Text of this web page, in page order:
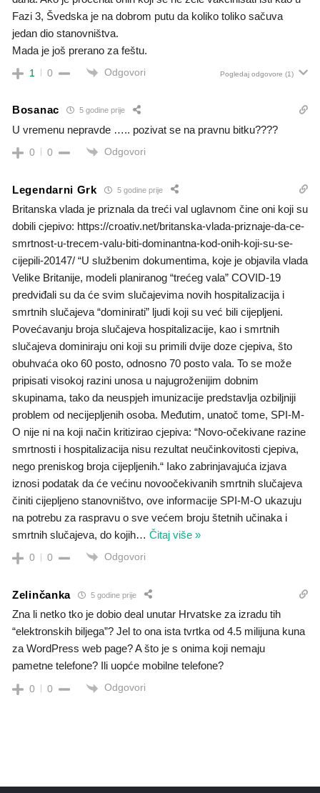
Fazi 3, Švedska je na dobrom putu da koliko toliko sačuva
jedan dio stanovništva.
Mada je još prerano za feštu.
1 0 Odgovori Pogledaj odgovore (1)
Bosanac 5 godine prije
U vremenu nepravde ….. pozivat se na pravnu bitku????
0 0 Odgovori
Legendarni Grk 5 godine prije
Britanska vlada je priznala da treći val uglavnom čine oni koji su
dobili cjepivo: https://croativ.net/britanska-vlada-priznaje-da-ce-
smrtnost-u-trecem-valu-biti-dominantna-kod-onih-koji-su-se-
cijepili-20147/ “U službenim dokumentima, koje je objavila vlada
Velike Britanije, modeli planiranog “trećeg vala” COVID-19
predviđali su da će svim slučajevima novih hospitalizacija i
smrtnih slučajeva “dominirati” ljudi koji su već bili cijepljeni.
Povećavanju broja slučajeva hospitalizacije, kao i smrtnih
slučajeva dominiraju oni koji su primili dvije doze cjepiva, što
obuhvaća oko 60 posto, odnosno 70 posto vala. To se može
pripisati visokoj razini unosa u najugroženijim dobnim
skupinama, tako da neuspjeh imunizacije predstavlja ozbiljniji
problem od necijepljenih osoba. Međutim, unatoč tome, SPI-M-
O nije ni na koji način kritizirao cjepiva: “Novo-očekivane razine
smrtnosti i hospitalizacija nisu rezultat neučinkovitosti cjepiva,
nego preniskog broja cijepljenih.“ Iako zabrinjavajuća izjava
iznosi podatak da će većinu novoočekivanih smrtnih slučajeva
činiti cijepljeno stanovništvo, ove informacije SPI-M-O ukazuju
na potrebu za raspravu o sve većem broju štetnih učinaka i
smrtnih slučajeva, do kojih… Čitaj više »
0 0 Odgovori
Zelinčanka 5 godine prije
Zna li netko tko je dobio deal unutar Hrvatske za izradu tih
“elektronskih biljega”? Jel to ona ista tvrtka od 4.5 milijuna kuna
za WordPress web page? A što je s onima koji nemaju
pametne telefone? Ili uopće mobilne telefone?
0 0 Odgovori